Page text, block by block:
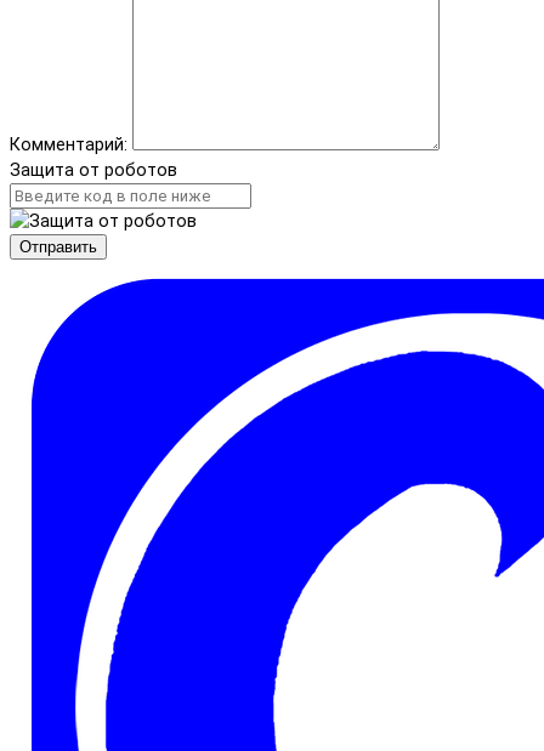
Комментарий:
Защита от роботов
Отправить